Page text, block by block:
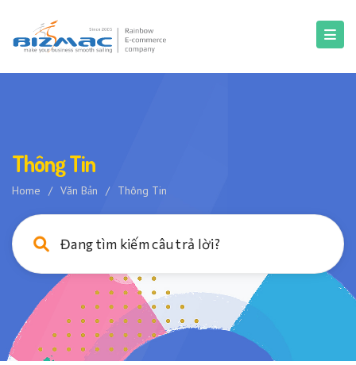
Thông Tin
Home / Văn Bản / Thông Tin